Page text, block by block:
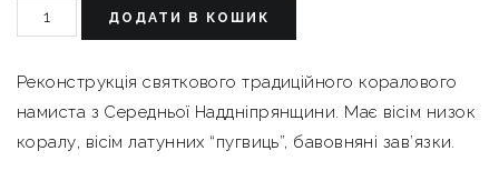
ДОДАТИ В КОШИК
Реконструкція святкового традиційного коралового
намиста з Середньої Наддніпрянщини. Має вісім низок
коралу, вісім латунних “пугвиць”, бавовняні зав’язки.